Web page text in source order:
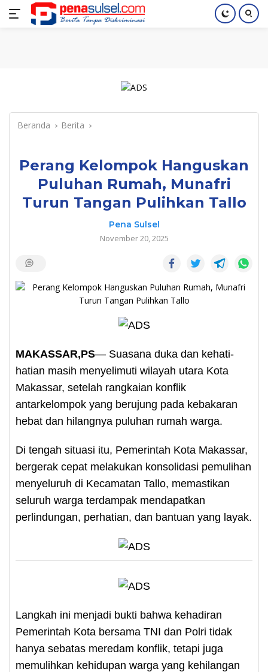
Langsung
Home Nasional Pendidikan Index
Beranda Berita
Perang Kelompok Hanguskan
Puluhan Rumah, Munafri
Turun Tangan Pulihkan Tallo
Pena Sulsel
November 20, 2025
MAKASSAR,PS— Suasana duka dan kehati-
hatian masih menyelimuti wilayah utara Kota
Makassar, setelah rangkaian konflik
antarkelompok yang berujung pada kebakaran
hebat dan hilangnya puluhan rumah warga.
Di tengah situasi itu, Pemerintah Kota Makassar,
bergerak cepat melakukan konsolidasi pemulihan
menyeluruh di Kecamatan Tallo, memastikan
seluruh warga terdampak mendapatkan
perlindungan, perhatian, dan bantuan yang layak.
Langkah ini menjadi bukti bahwa kehadiran
Pemerintah Kota bersama TNI dan Polri tidak
hanya sebatas meredam konflik, tetapi juga
memulihkan kehidupan warga yang kehilangan